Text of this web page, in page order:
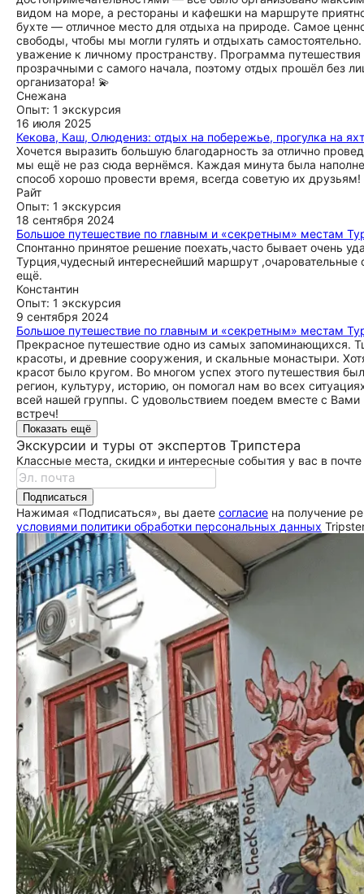
видом на море, а рестораны и кафешки на маршруте
бухте — отличное место для отдыха на природе. Самое
свободы, чтобы мы могли гулять и отдыхать
уважение к личному пространству. Программа
прозрачными с самого начала, поэтому отдых прошёл без
организатора! 💫
Снежана
Опыт: 1 экскурсия
16 июля 2025
Кекова, Каш, Олюдениз: отдых на побережье, прогулка на
Хочется выразить большую благодарность за отлично
мы ещё не раз сюда вернёмся. Каждая минута была
способ хорошо провести время, всегда советую их друзьям!
Райт
Опыт: 1 экскурсия
18 сентября 2024
Большое путешествие по главным и «секретным» местам
Спонтанно принятое решение поехать,часто бывает очень
Турция,чудесный интереснейший маршрут ,очаровательные
ещё.
Константин
Опыт: 1 экскурсия
9 сентября 2024
Большое путешествие по главным и «секретным» местам
Прекрасное путешествие одно из самых запоминающихся.
красоты, и древние сооружения, и скальные монастыри.
красот было кругом. Во многом успех этого путешествия
регион, культуру, историю, он помогал нам во всех
всей нашей группы. С удовольствием поедем вместе с
встреч!
Показать ещё
Экскурсии и туры от экспертов Трипстера
Классные места, скидки и интересные события у вас в почте
Подписаться
Нажимая «Подписаться», вы даете согласие на получение
условиями политики обработки персональных данных